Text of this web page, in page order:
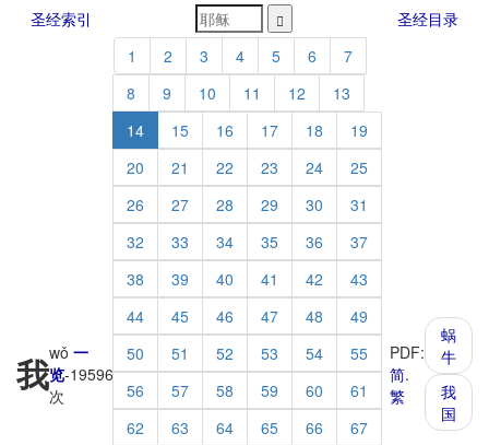
圣经索引 圣经目录
我wǒ 一
览-19596
次
1 2 3 4 5 6
7
8
9 10 11 12
13
14
15 16 17 18
19
20
21 22 23 24
25
26
27 28 29 30
31
32
33 34 35 36
37
38
39 40 41 42
43
44
45 46 47 48
49
50
51 52 53 54
55
56
57 58 59 60
61
62
63 64 65 66
67
PDF:
简.
繁
蜗
牛
我
国